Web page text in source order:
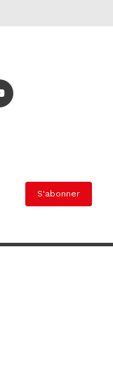
S'abonner